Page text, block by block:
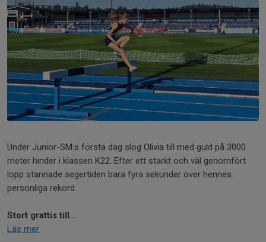
Under Junior-SM:s första dag slog Olivia till med guld på 3000
meter hinder i klassen K22. Efter ett starkt och väl genomfört
lopp stannade segertiden bara fyra sekunder över hennes
personliga rekord.
Stort grattis till...
Läs mer